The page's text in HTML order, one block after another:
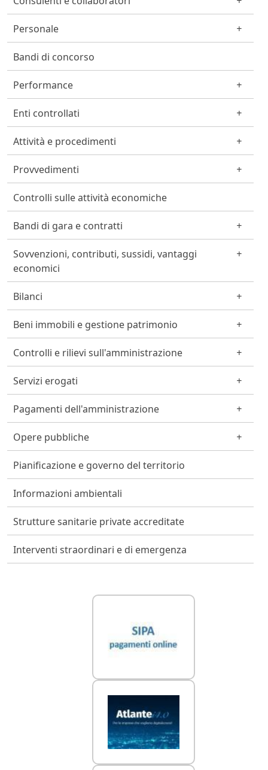
Personale
Bandi di concorso
Performance
Enti controllati
Attività e procedimenti
Provvedimenti
Controlli sulle attività economiche
Bandi di gara e contratti
Sovvenzioni, contributi, sussidi, vantaggi
economici
Bilanci
Beni immobili e gestione patrimonio
Controlli e rilievi sull'amministrazione
Servizi erogati
Pagamenti dell'amministrazione
Opere pubbliche
Pianificazione e governo del territorio
Informazioni ambientali
Strutture sanitarie private accreditate
Interventi straordinari e di emergenza